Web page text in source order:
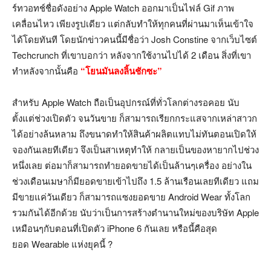
ร์ทวอทช์ชื่อดังอย่าง Apple Watch ออกมาเป็นไฟล์ Gif ภาพ
เคลื่อนไหว เพียงรูปเดียว แต่กลับทำให้ทุกคนที่ผ่านมาเห็นเข้าใจ
ได้โดยทันที โดยนักข่าวคนนี้มีชื่อว่า Josh Constine จากเว็บไซต์
Techcrunch ที่เขาบอกว่า หลังจากใช้งานไปได้ 2 เดือน สิ่งที่เขา
ทำหลังจากนั้นคือ “โยนมันลงลิ้นชักซะ”
สำหรับ Apple Watch ถือเป็นอุปกรณ์ที่ทั่วโลกต่างรอคอย นับ
ตั้งแต่ช่วงเปิดตัว จนวันขาย ก็สามารถเรียกกระแสจากเหล่าสาวก
ได้อย่างล้นหลาม ถึงขนาดทำให้สินค้าผลิตแทบไม่ทันตอนเปิดให้
จองกันเลยทีเดียว จึงเป็นสาเหตุทำให้ กลายเป็นของหายากไปช่วง
หนึ่งเลย ต่อมาก็สามารถทำยอดขายได้เป็นล้านๆเครื่อง อย่างใน
ช่วงเดือนเมษาก็มียอดขายเข้าไปถึง 1.5 ล้านเรือนเลยทีเดียว แถม
มีขายแค่วันเดียว ก็สามารถแซงยอดขาย Android Wear ทั้งโลก
รวมกันได้อีกด้วย นับว่าเป็นการสร้างตำนานใหม่ของบริษัท Apple
เหมือนๆกับตอนที่เปิดตัว iPhone 6 กันเลย หรือนี้คือสุด
ยอด Wearable แห่งยุคนี้ ?